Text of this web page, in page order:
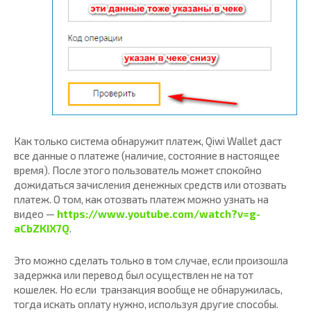
Как только система обнаружит платеж, Qiwi Wallet даст
все данные о платеже (наличие, состояние в настоящее
время). После этого пользователь может спокойно
дожидаться зачисления денежных средств или отозвать
платеж. О том, как отозвать платеж можно узнать на
видео — https://www.youtube.com/watch?v=g-
aCbZKIX7Q.
Это можно сделать только в том случае, если произошла
задержка или перевод был осуществлен не на тот
кошелек. Но если транзакция вообще не обнаружилась,
тогда искать оплату нужно, используя другие способы.